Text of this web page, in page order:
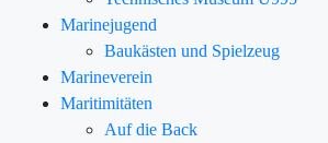
Marinejugend
Baukästen und Spielzeug
Marineverein
Maritimitäten
Auf die Back